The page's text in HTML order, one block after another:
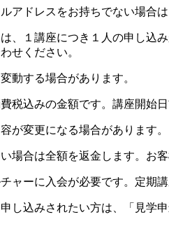
アドレスをお持ちでない場合
、１講座につき１人の申し込
せください。
動する場合があります。
税込みの金額です。講座開始日
が変更になる場合があります。
場合は全額を返金します。お
ャーに入会が必要です。定期
し込みされたい方は、「見学